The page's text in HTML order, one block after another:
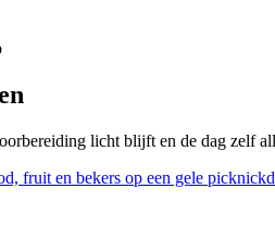
licht blijft en de dag zelf